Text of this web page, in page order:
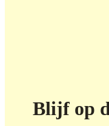
Blijf op